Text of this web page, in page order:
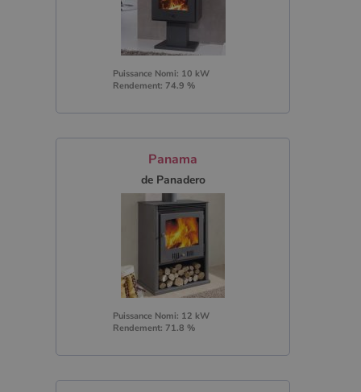
Puissance Nomi: 10 kW
Rendement: 74.9 %
Panama
de Panadero
Puissance Nomi: 12 kW
Rendement: 71.8 %